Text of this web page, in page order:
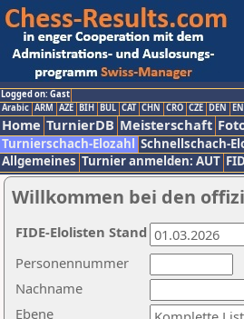
Logged on: Gast
Arabic ARM AZE BIH BUL CAT CHN CRO CZE DEN
Home TurnierDB Meisterschaft
Turnierschach-Elozahl Schnellschach-
Allgemeines Turnier anmelden: AUT
Willkommen bei den
Nachname
Ebene
Personennummer
FIDE-Elolisten Stand